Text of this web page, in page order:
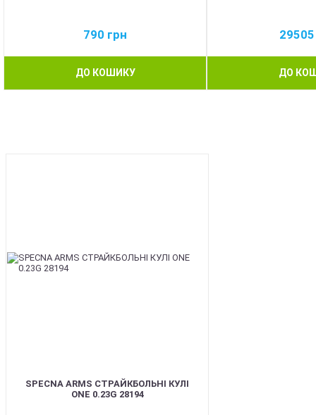
790 грн
ДО КОШИКУ ДО
SPECNA ARMS СТРАЙКБОЛЬНІ КУЛІ
ONE 0.23G 28194